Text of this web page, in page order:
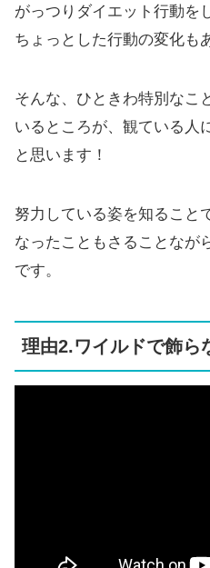
がっつりダイエット行動を
ちょっとした行動の変化も
そんな、ひときわ特別なこ
いるところが、観ている人
と思います！
努力している姿を知ること
なったこともさることなが
です。
理由2.ワイルドで飾ら